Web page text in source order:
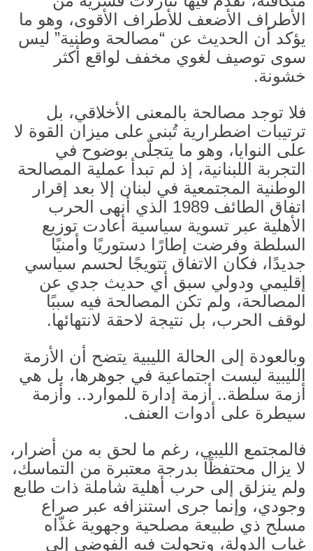
الأطراف الأضعف للأطراف الأقوى، وهو ما
يؤكد أن الحديث عن “مصالحة وطنية” ليس
سوى توصيف لغوي مخفف لواقع أكثر
خشونة.
فلا توجد مصالحة بالمعنى الأخلاقي، بل
ترتيبات اضطرارية تُبنى على ميزان القوة لا
على النوايا، وهو ما يتجلّى بوضوح في
التجربة اللبنانية، إذ لم تبدأ عملية المصالحة
الوطنية المجتمعية في لبنان إلا بعد إقرار
اتفاق الطائف 1989
الذي أنهى الحرب
الأهلية عبر تسوية سياسية أعادت توزيع
السلطة وفرضت إطارًا دستوريًا وأمنيًا
جديدًا، فكان الاتفاق تتويجًا لحسم سياسي
إقليمي ودولي سبق أي حديث جدي عن
المصالحة، ولم تكن المصالحة فيه سببًا
لوقف الحرب، بل نتيجة لاحقة لانتهائها.
وبالعودة إلى الحالة الليبية يتضح أن الأزمة
الليبية ليست اجتماعية في جوهرها، بل هي
أزمة سلطة.. أزمة إدارة للموارد.. وأزمة
سيطرة على أدوات العنف.
فالمجتمع الليبي، رغم ما لحق به من أضرار،
لا يزال محتفظًا بدرجة معتبرة من التماسك،
ولم ينزلق إلى حرب أهلية شاملة ذات طابع
وجودي، وإنما جرى استنزافه عبر صراع
مسلح ذي طبيعة مصلحية وجهوية غذّاه
غياب الدولة، وتحولت فيه الفوضى إلى